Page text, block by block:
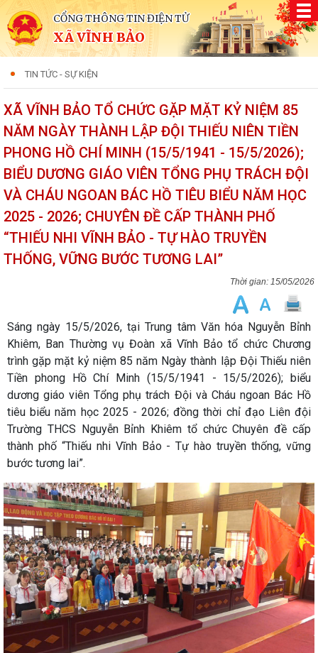
CỔNG THÔNG TIN ĐIỆN TỬ
XÃ VĨNH BẢO
TIN TỨC - SỰ KIỆN
XÃ VĨNH BẢO TỔ CHỨC GẶP MẶT KỶ NIỆM 85
NĂM NGÀY THÀNH LẬP ĐỘI THIẾU NIÊN TIỀN
PHONG HỒ CHÍ MINH (15/5/1941 - 15/5/2026);
BIỂU DƯƠNG GIÁO VIÊN TỔNG PHỤ TRÁCH ĐỘI
VÀ CHÁU NGOAN BÁC HỒ TIÊU BIỂU NĂM HỌC
2025 - 2026; CHUYÊN ĐỀ CẤP THÀNH PHỐ
“THIẾU NHI VĨNH BẢO - TỰ HÀO TRUYỀN
THỐNG, VỮNG BƯỚC TƯƠNG LAI”
15/05/2026
Sáng ngày 15/5/2026, tại Trung tâm Văn hóa Nguyễn Bỉnh
Khiêm, Ban Thường vụ Đoàn xã Vĩnh Bảo tổ chức Chương
trình gặp mặt kỷ niệm 85 năm Ngày thành lập Đội Thiếu niên
Tiền phong Hồ Chí Minh (15/5/1941 - 15/5/2026); biểu
dương giáo viên Tổng phụ trách Đội và Cháu ngoan Bác Hồ
tiêu biểu năm học 2025 - 2026; đồng thời chỉ đạo Liên đội
Trường THCS Nguyễn Bỉnh Khiêm tổ chức Chuyên đề cấp
thành phố “Thiếu nhi Vĩnh Bảo - Tự hào truyền thống, vững
bước tương lai”.